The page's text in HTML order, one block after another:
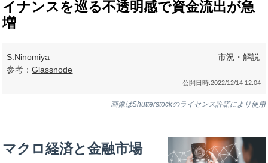
イナンスを巡る不透明感で資金流出が急
増
S.Ninomiya
参考：Glassnode
市況・解説
公開日時:2022/12/14 12:04
画像はShutterstockのライセンス許諾により使用
マクロ経済と金融市場